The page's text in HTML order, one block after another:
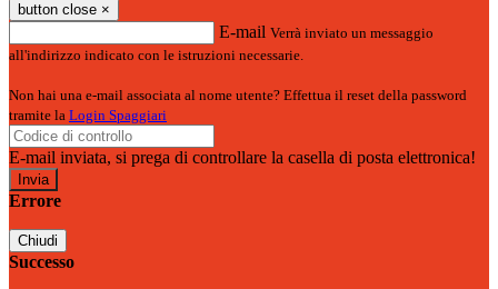
button close ×
E-mail Verrà inviato un messaggio
all'indirizzo indicato con le istruzioni necessarie.
Non hai una e-mail associata al nome utente? Effettua il reset della password
tramite la Login Spaggiari
E-mail inviata, si prega di controllare la casella di posta elettronica!
Errore
Chiudi
Successo